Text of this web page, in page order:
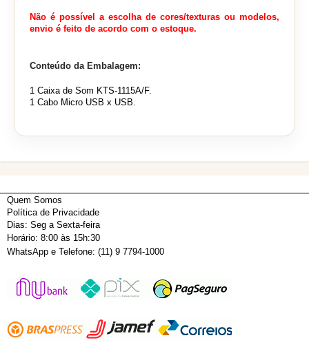
Não é possível a escolha de cores/texturas ou modelos,
envio é feito de acordo com o estoque.
Conteúdo da Embalagem:
1 Caixa de Som KTS-1115A/F.
1 Cabo Micro USB x USB.
Quem Somos
Política de Privacidade
Dias: Seg a Sexta-feira
Horário: 8:00 às 15h:30
WhatsApp e Telefone: (11) 9 7794-1000